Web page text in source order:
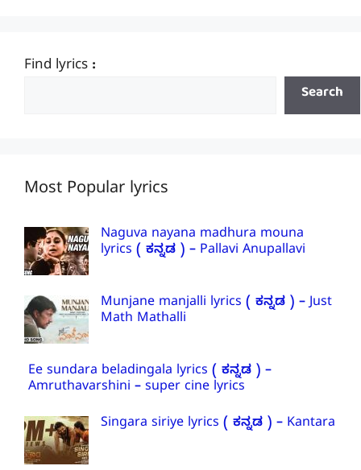
Find lyrics :
Search
Most Popular lyrics
Naguva nayana madhura mouna
lyrics ( ಕನ್ನಡ ) – Pallavi Anupallavi
Munjane manjalli lyrics ( ಕನ್ನಡ ) – Just
Math Mathalli
Ee sundara beladingala lyrics ( ಕನ್ನಡ ) –
Amruthavarshini – super cine lyrics
Singara siriye lyrics ( ಕನ್ನಡ ) – Kantara